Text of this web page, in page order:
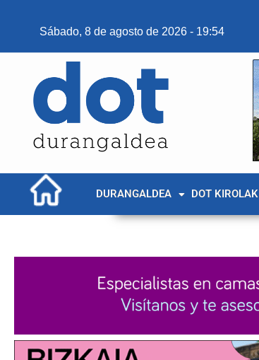
Sábado, 8 de agosto de 2026 - 19:54
DURANGALDEA DOT KIROLAK